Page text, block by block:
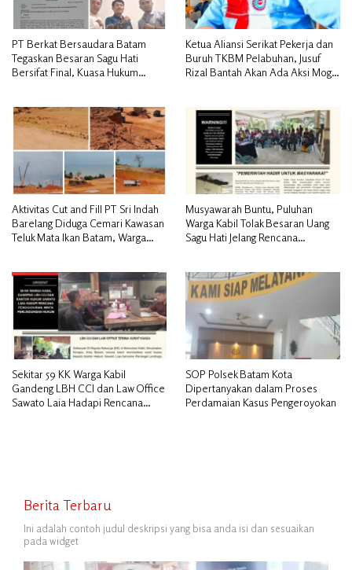
PT Berkat Bersaudara Batam
Tegaskan Besaran Sagu Hati
Bersifat Final, Kuasa Hukum
Ketua Aliansi Serikat Pekerja dan
Buruh TKBM Pelabuhan, Jusuf
Rizal Bantah Akan Ada Aksi Mogol
Aktivitas Cut and Fill PT Sri Indah
Barelang Diduga Cemari Kawasan
Teluk Mata Ikan Batam, Warga
Musyawarah Buntu, Puluhan
Warga Kabil Tolak Besaran Uang
Sagu Hati Jelang Rencana
Sekitar 59 KK Warga Kabil
Gandeng LBH CCI dan Law Office
Sawato Laia Hadapi Rencana
SOP Polsek Batam Kota
Dipertanyakan dalam Proses
Perdamaian Kasus Pengeroyokan
Berita Terbaru
Ini adalah contoh judul deskripsi yang bisa anda isi dan sesuaikan
pada widget